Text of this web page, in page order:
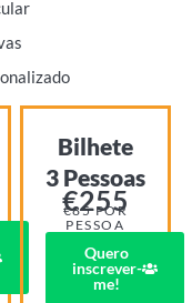
Bilhete
3 Pessoas
€255
€85 POR
PESSOA
Quero
inscrever-
me!